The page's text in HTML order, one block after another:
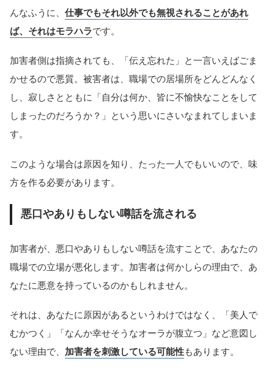
んなふうに、 仕事でもそれ以外でも無視されることがあれ
ば、それはモラハラです。
加害者側は指摘されても、「伝え忘れた」と一言いえばごま
かせるので悪質。被害者は、職場での居場所をどんどんなく
し、寂しさとともに「自分は何か、皆に不愉快なことをして
しまったのだろうか？」という思いにさいなまれてしまいま
す。
このような場合は原因を知り、たった一人でもいいので、味
方を作る必要があります。
悪口やありもしない噂話を流される
加害者が、悪口やありもしない噂話を流すことで、あなたの
職場での立場が悪化します。加害者は何かしらの理由で、あ
なたに悪意を持っているのかもしれません。
それは、あなたに原因があるというわけではなく、「美人で
むかつく」「なんか幸せそうなオーラが腹立つ」など意図し
ない理由で、 加害者を刺激している可能性もあります。